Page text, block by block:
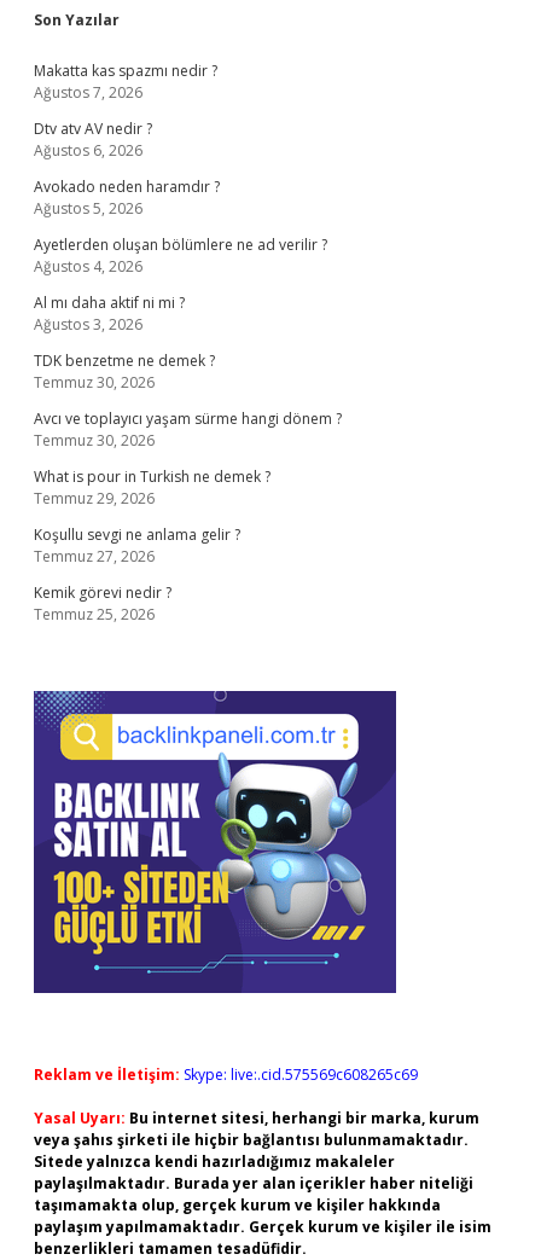
Sidebar
Son Yazılar
Makatta kas spazmı nedir ?
Ağustos 7, 2026
Dtv atv AV nedir ?
Ağustos 6, 2026
Avokado neden haramdır ?
Ağustos 5, 2026
Ayetlerden oluşan bölümlere ne ad verilir ?
Ağustos 4, 2026
Al mı daha aktif ni mi ?
Ağustos 3, 2026
TDK benzetme ne demek ?
Temmuz 30, 2026
Avcı ve toplayıcı yaşam sürme hangi dönem ?
Temmuz 30, 2026
What is pour in Turkish ne demek ?
Temmuz 29, 2026
Koşullu sevgi ne anlama gelir ?
Temmuz 27, 2026
Kemik görevi nedir ?
Temmuz 25, 2026
Reklam ve İletişim: Skype: live:.cid.575569c608265c69
Yasal Uyarı: Bu internet sitesi, herhangi bir marka, kurum
veya şahıs şirketi ile hiçbir bağlantısı bulunmamaktadır.
Sitede yalnızca kendi hazırladığımız makaleler
paylaşılmaktadır. Burada yer alan içerikler haber niteliği
taşımamakta olup, gerçek kurum ve kişiler hakkında
paylaşım yapılmamaktadır. Gerçek kurum ve kişiler ile isim
benzerlikleri tamamen tesadüfidir.